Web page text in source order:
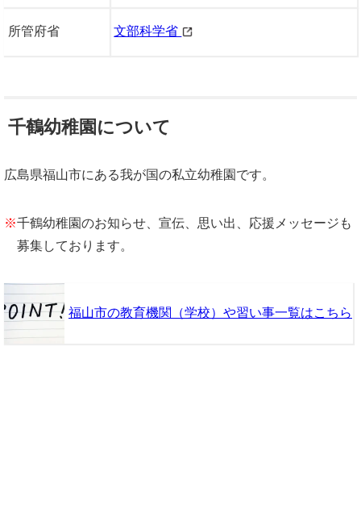
所管府省 文部科学省
千鶴幼稚園について
広島県福山市にある我が国の私立幼稚園です。
※千鶴幼稚園のお知らせ、宣伝、思い出、応援メッセージも
募集しております。
福山市の教育機関（学校）や習い事一覧はこちら